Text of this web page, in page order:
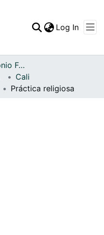
Statistics
Log In
Archivo del Patrimonio Fotográfico y Fílmico del Valle del Cauca
Cali
Práctica religiosa